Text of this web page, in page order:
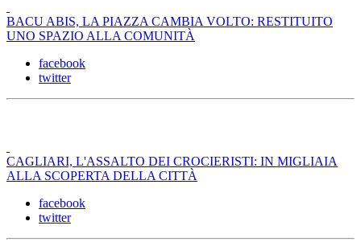
BACU ABIS, LA PIAZZA CAMBIA VOLTO: RESTITUITO
UNO SPAZIO ALLA COMUNITÀ
facebook
twitter
CAGLIARI, L'ASSALTO DEI CROCIERISTI: IN MIGLIAIA
ALLA SCOPERTA DELLA CITTÀ
facebook
twitter